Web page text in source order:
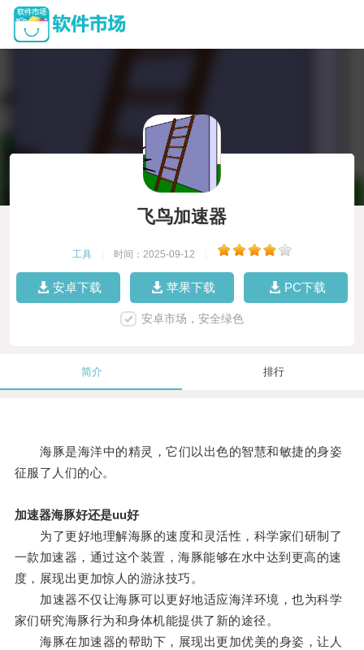
飞鸟加速器
工具 时间：2025-09-12
安卓下载 苹果下载 PC下载
安卓市场，安全绿色
简介 排行
海豚是海洋中的精灵，它们以出色的智慧和敏捷的身姿
征服了人们的心。
加速器海豚好还是uu好
为了更好地理解海豚的速度和灵活性，科学家们研制了
一款加速器，通过这个装置，海豚能够在水中达到更高的速
度，展现出更加惊人的游泳技巧。
加速器不仅让海豚可以更好地适应海洋环境，也为科学
家们研究海豚行为和身体机能提供了新的途径。
海豚在加速器的帮助下，展现出更加优美的身姿，让人